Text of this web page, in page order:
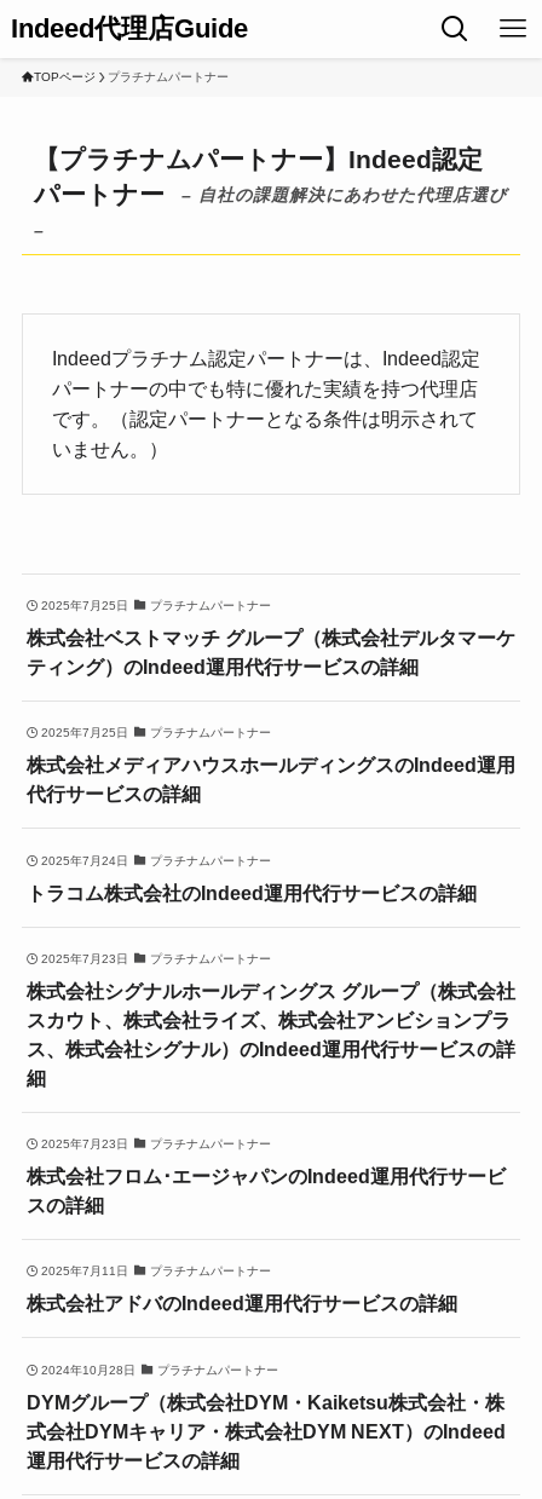
Indeed代理店Guide
TOPページ プラチナムパートナー
【プラチナムパートナー】Indeed認定
パートナー
– 自社の課題解決にあわせた代理店選び
–
Indeedプラチナム認定パートナーは、Indeed認定
パートナーの中でも特に優れた実績を持つ代理店
です。（認定パートナーとなる条件は明示されて
いません。）
2025年7月25日 プラチナムパートナー
株式会社ベストマッチ グループ（株式会社デルタマーケ
ティング）のIndeed運用代行サービスの詳細
2025年7月25日 プラチナムパートナー
株式会社メディアハウスホールディングスのIndeed運用
代行サービスの詳細
2025年7月24日 プラチナムパートナー
トラコム株式会社のIndeed運用代行サービスの詳細
2025年7月23日 プラチナムパートナー
株式会社シグナルホールディングス グループ（株式会社
スカウト、株式会社ライズ、株式会社アンビションプラ
ス、株式会社シグナル）のIndeed運用代行サービスの詳
細
2025年7月23日 プラチナムパートナー
株式会社フロム･エージャパンのIndeed運用代行サービ
スの詳細
2025年7月11日 プラチナムパートナー
株式会社アドバのIndeed運用代行サービスの詳細
2024年10月28日 プラチナムパートナー
DYMグループ（株式会社DYM・Kaiketsu株式会社・株
式会社DYMキャリア・株式会社DYM NEXT）のIndeed
運用代行サービスの詳細